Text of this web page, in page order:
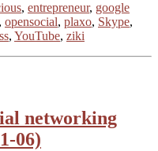
, entrepreneur, google
, opensocial, plaxo, Skype,
, YouTube, ziki
networking
06)